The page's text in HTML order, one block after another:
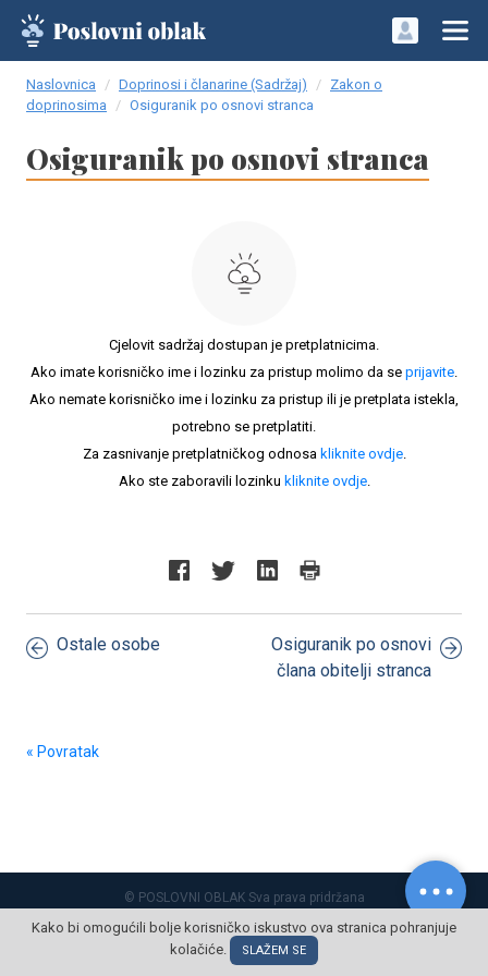
Naslovnica Doprinosi i članarine (Sadržaj)
Zakon o
doprinosima
Osiguranik po osnovi stranca
Osiguranik po osnovi stranca
Cjelovit sadržaj dostupan je pretplatnicima.
Ako imate korisničko ime i lozinku za pristup molimo da se prijavite.
Ako nemate korisničko ime i lozinku za pristup ili je pretplata istekla,
potrebno se pretplatiti.
Za zasnivanje pretplatničkog odnosa kliknite ovdje.
Ako ste zaboravili lozinku kliknite ovdje.
Ostale osobe
Osiguranik po osnovi
člana obitelji stranca
« Povratak
© POSLOVNI OBLAK Sva prava pridržana
Kako bi omogućili bolje korisničko iskustvo ova stranica pohranjuje
kolačiće.
SLAŽEM SE